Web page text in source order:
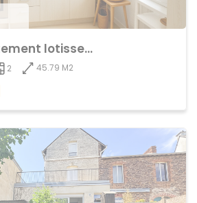
Achat Appartement lotissement
2
45.79 M2